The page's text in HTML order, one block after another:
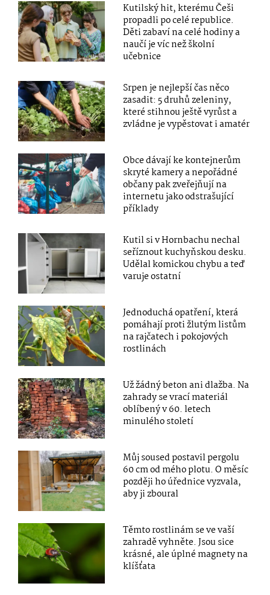
Kutilský hit, kterému Češi
propadli po celé republice.
Děti zabaví na celé hodiny a
naučí je víc než školní
učebnice
Srpen je nejlepší čas něco
zasadit: 5 druhů zeleniny,
které stihnou ještě vyrůst a
zvládne je vypěstovat i amatér
Obce dávají ke kontejnerům
skryté kamery a nepořádné
občany pak zveřejňují na
internetu jako odstrašující
příklady
Kutil si v Hornbachu nechal
seříznout kuchyňskou desku.
Udělal komickou chybu a teď
varuje ostatní
Jednoduchá opatření, která
pomáhají proti žlutým listům
na rajčatech i pokojových
rostlinách
Už žádný beton ani dlažba. Na
zahrady se vrací materiál
oblíbený v 60. letech
minulého století
Můj soused postavil pergolu
60 cm od mého plotu. O měsíc
později ho úřednice vyzvala,
aby ji zboural
Těmto rostlinám se ve vaší
zahradě vyhněte. Jsou sice
krásné, ale úplné magnety na
klíšťata